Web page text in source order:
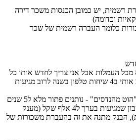
רשמית, יש כמובן הכנסות משכר דירה
וכדומה)
כלומר העברה רשמית של שכר
מכל העמלות אבל אני צריך לחדש אותו כל
שנה בכל נושא - מה שמחייב אותי ב4 שיחות טלפון בשנה לרוב מגיעות
> בבנק החדש תחת מועדון "הוט מהנדסים" - נותנים פתור מלא ל5 שנים
מכל העמלות + הטבות בחשבון שמגיעות בערך ל4 אלף שקל (מענק
הבנק מתנה את זה בהעברת משכורות של